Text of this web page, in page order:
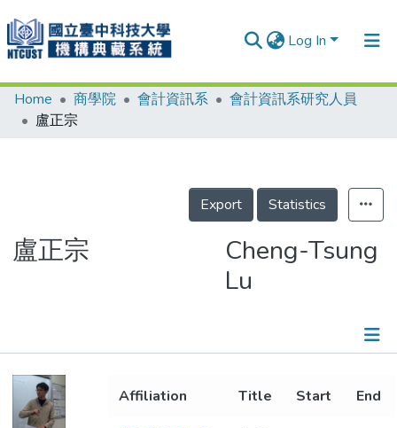
Log In
Communities & Collections
Organizations
Home 商學院 會計資訊系
會計資訊系研究人員
盧正宗
Export Statistics
盧正宗
Cheng-Tsung
Lu
Affiliation Title Start End